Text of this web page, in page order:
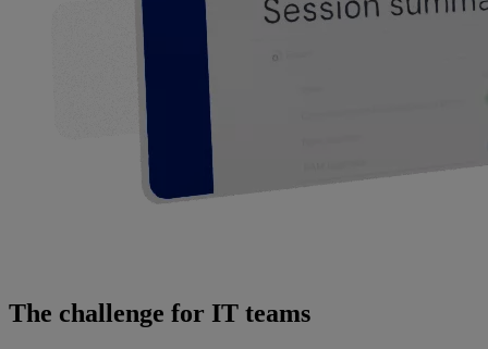
The challenge for IT teams